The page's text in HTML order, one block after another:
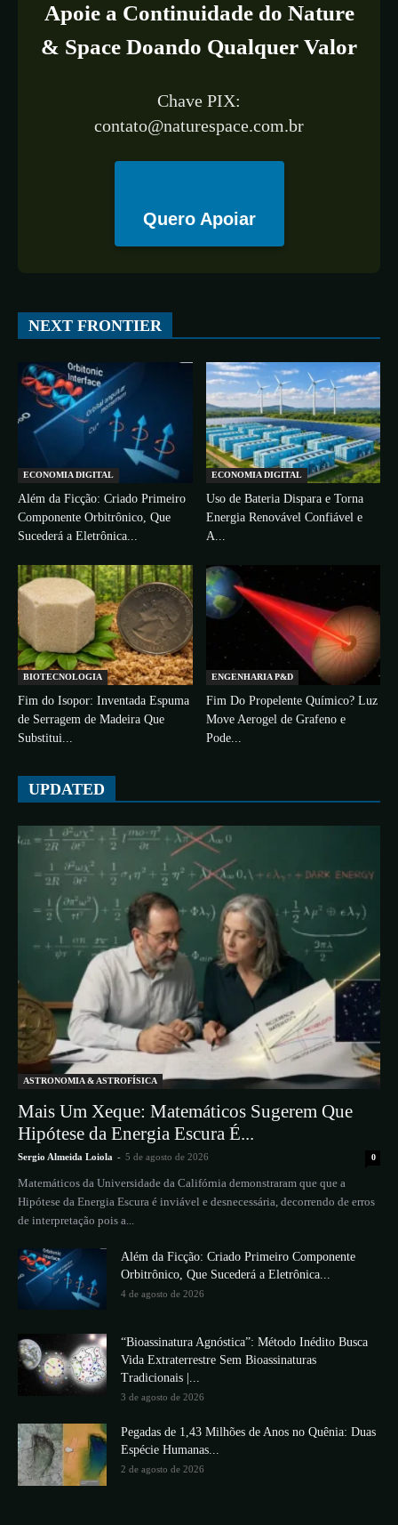
Apoie a Continuidade do Nature
& Space Doando Qualquer Valor
Chave PIX:
contato@naturespace.com.br
Quero Apoiar
NEXT FRONTIER
ECONOMIA DIGITAL
Além da Ficção: Criado Primeiro
Componente Orbitrônico, Que
Sucederá a Eletrônica...
ECONOMIA DIGITAL
Uso de Bateria Dispara e Torna
Energia Renovável Confiável e
A...
BIOTECNOLOGIA
Fim do Isopor: Inventada Espuma
de Serragem de Madeira Que
Substitui...
ENGENHARIA P&D
Fim Do Propelente Químico? Luz
Move Aerogel de Grafeno e
Pode...
UPDATED
ASTRONOMIA & ASTROFÍSICA
Mais Um Xeque: Matemáticos Sugerem Que
Hipótese da Energia Escura É...
Sergio Almeida Loiola - 5 de agosto de 2026 0
Matemáticos da Universidade da Califórnia demonstraram que que a
Hipótese da Energia Escura é inviável e desnecessária, decorrendo de erros
de interpretação pois a...
Além da Ficção: Criado Primeiro Componente
Orbitrônico, Que Sucederá a Eletrônica...
4 de agosto de 2026
“Bioassinatura Agnóstica”: Método Inédito Busca
Vida Extraterrestre Sem Bioassinaturas
Tradicionais |...
3 de agosto de 2026
Pegadas de 1,43 Milhões de Anos no Quênia: Duas
Espécie Humanas...
2 de agosto de 2026